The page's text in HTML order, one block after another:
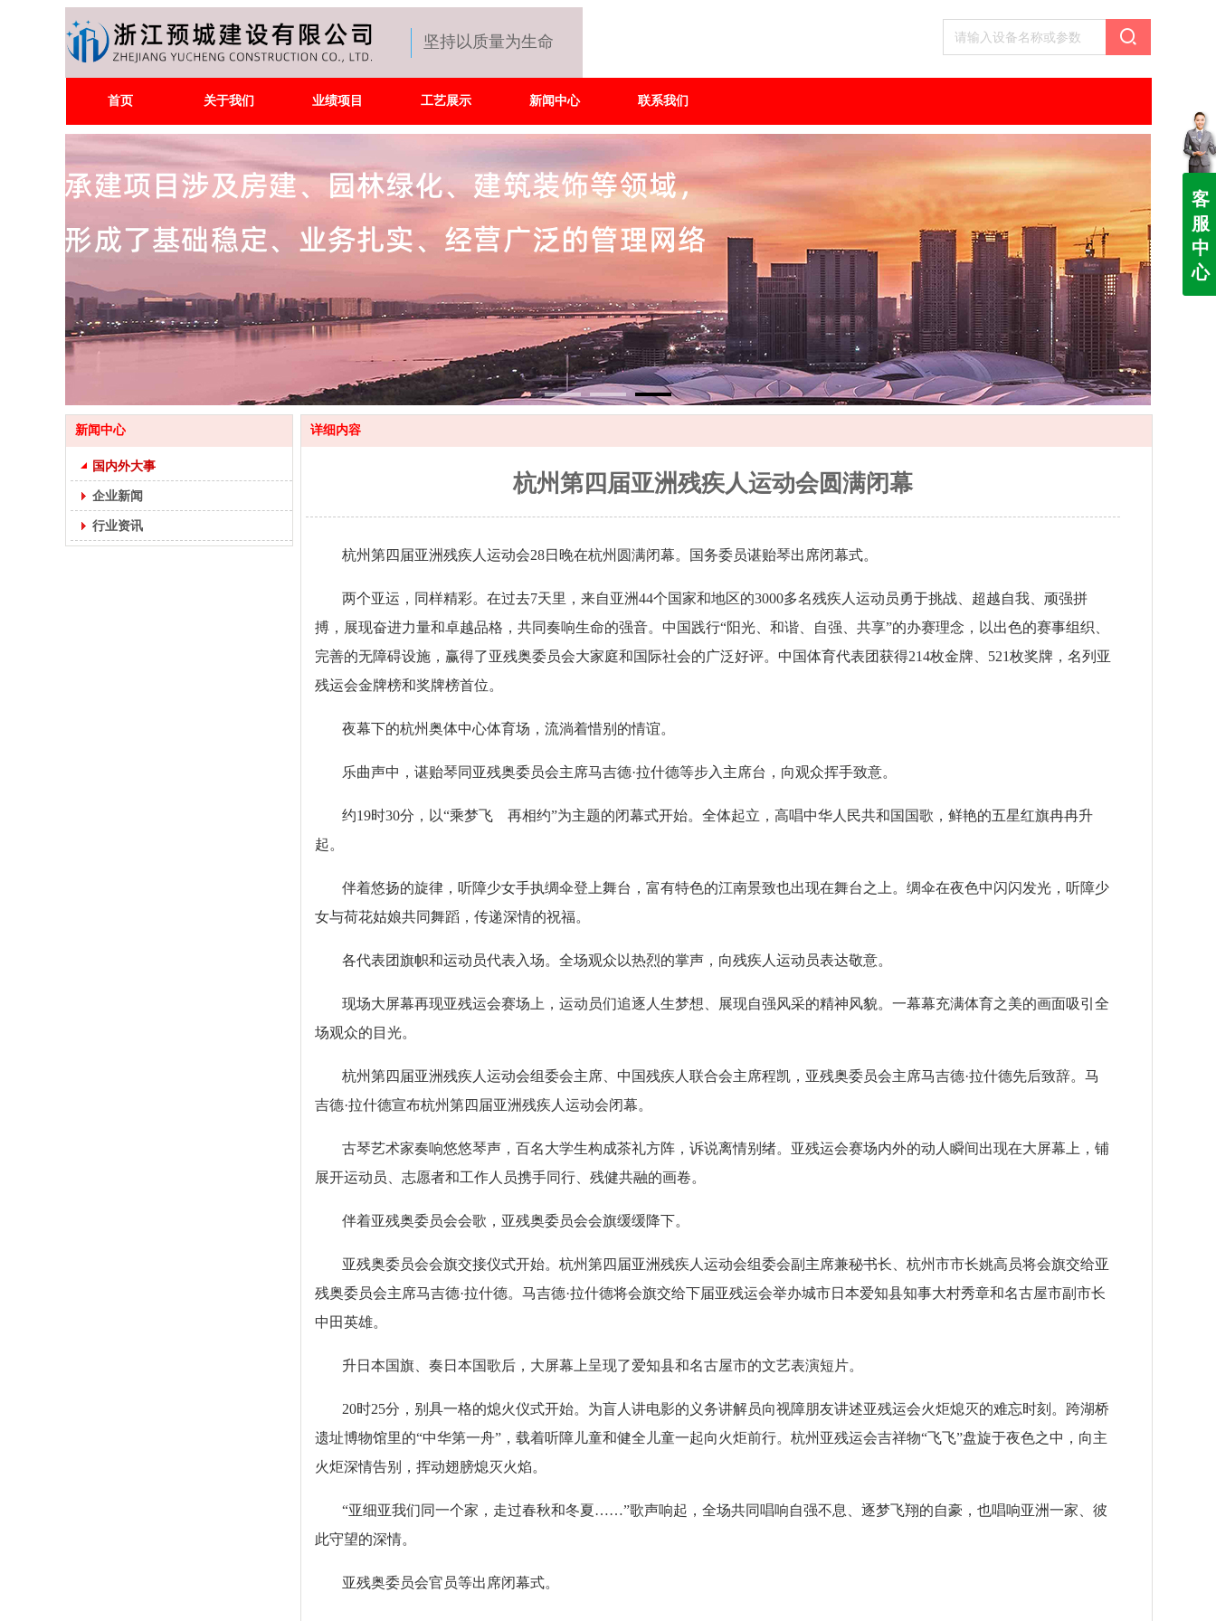
坚持以质量为生命
首页 关于我们 业绩项目 工艺展示 新闻中心 联系我们
新闻中心
国内外大事
企业新闻
行业资讯
详细内容
杭州第四届亚洲残疾人运动会圆满闭幕
杭州第四届亚洲残疾人运动会28日晚在杭州圆满闭幕。国务委员谌贻琴出席闭幕式。
两个亚运，同样精彩。在过去7天里，来自亚洲44个国家和地区的3000多名残疾人运动员勇于挑战、超越自我、顽强拼
搏，展现奋进力量和卓越品格，共同奏响生命的强音。中国践行“阳光、和谐、自强、共享”的办赛理念，以出色的赛事组织、
完善的无障碍设施，赢得了亚残奥委员会大家庭和国际社会的广泛好评。中国体育代表团获得214枚金牌、521枚奖牌，名列亚
残运会金牌榜和奖牌榜首位。
夜幕下的杭州奥体中心体育场，流淌着惜别的情谊。
乐曲声中，谌贻琴同亚残奥委员会主席马吉德·拉什德等步入主席台，向观众挥手致意。
约19时30分，以“乘梦飞 再相约”为主题的闭幕式开始。全体起立，高唱中华人民共和国国歌，鲜艳的五星红旗冉冉升
起。
伴着悠扬的旋律，听障少女手执绸伞登上舞台，富有特色的江南景致也出现在舞台之上。绸伞在夜色中闪闪发光，听障少
女与荷花姑娘共同舞蹈，传递深情的祝福。
各代表团旗帜和运动员代表入场。全场观众以热烈的掌声，向残疾人运动员表达敬意。
现场大屏幕再现亚残运会赛场上，运动员们追逐人生梦想、展现自强风采的精神风貌。一幕幕充满体育之美的画面吸引全
场观众的目光。
杭州第四届亚洲残疾人运动会组委会主席、中国残疾人联合会主席程凯，亚残奥委员会主席马吉德·拉什德先后致辞。马
吉德·拉什德宣布杭州第四届亚洲残疾人运动会闭幕。
古琴艺术家奏响悠悠琴声，百名大学生构成茶礼方阵，诉说离情别绪。亚残运会赛场内外的动人瞬间出现在大屏幕上，铺
展开运动员、志愿者和工作人员携手同行、残健共融的画卷。
伴着亚残奥委员会会歌，亚残奥委员会会旗缓缓降下。
亚残奥委员会会旗交接仪式开始。杭州第四届亚洲残疾人运动会组委会副主席兼秘书长、杭州市市长姚高员将会旗交给亚
残奥委员会主席马吉德·拉什德。马吉德·拉什德将会旗交给下届亚残运会举办城市日本爱知县知事大村秀章和名古屋市副市长
中田英雄。
升日本国旗、奏日本国歌后，大屏幕上呈现了爱知县和名古屋市的文艺表演短片。
20时25分，别具一格的熄火仪式开始。为盲人讲电影的义务讲解员向视障朋友讲述亚残运会火炬熄灭的难忘时刻。跨湖桥
遗址博物馆里的“中华第一舟”，载着听障儿童和健全儿童一起向火炬前行。杭州亚残运会吉祥物“飞飞”盘旋于夜色之中，向主
火炬深情告别，挥动翅膀熄灭火焰。
“亚细亚我们同一个家，走过春秋和冬夏……”歌声响起，全场共同唱响自强不息、逐梦飞翔的自豪，也唱响亚洲一家、彼
此守望的深情。
亚残奥委员会官员等出席闭幕式。
客
服
中
心